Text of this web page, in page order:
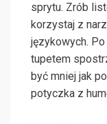
sprytu. Zrób
korzystaj z
językowych.
tupetem
być mniej jak
potyczka z